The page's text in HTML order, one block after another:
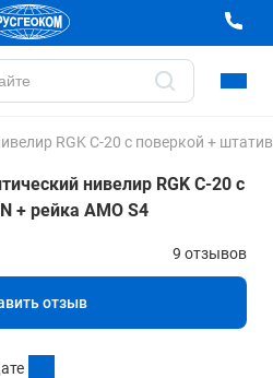
RGK C-20 с поверкой +
нивелир RGK C-20 с
+ рейка AMO S4
9 отзывов
отзыв